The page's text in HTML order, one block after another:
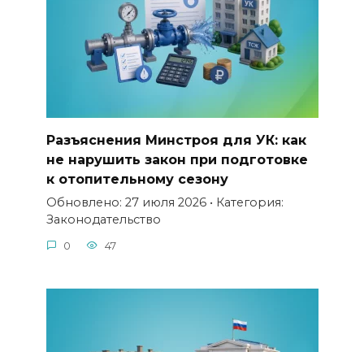
Разъяснения Минстроя для УК: как
не нарушить закон при подготовке
к отопительному сезону
Обновлено: 27 июля 2026 • Категория:
Законодательство
0 47